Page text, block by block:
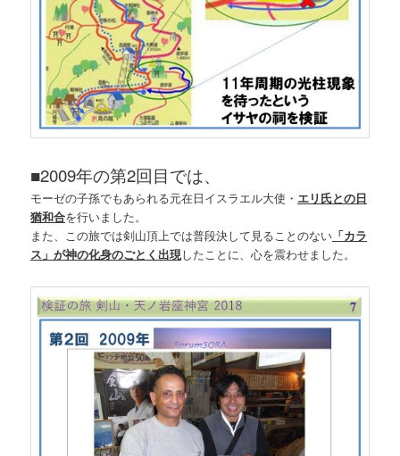
■2009年の第2回目では、
モーゼの子孫でもあられる元在日イスラエル大使・ エリ氏との日
猶和合を行いました。
また、この旅では剣山頂上では普段決して見ることのない 「カラ
ス」が神の化身のごとく出現したことに、心を震わせました。